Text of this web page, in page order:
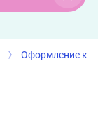
Оформление